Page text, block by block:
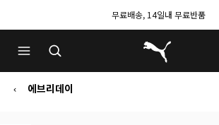
무료배송, 14일내 무료반품
푸마 홈
에브리데이